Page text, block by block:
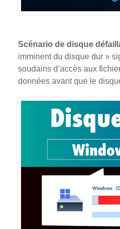
Scénario de disque
imminent du disque dur »
soudains d’accès aux
données avant que le